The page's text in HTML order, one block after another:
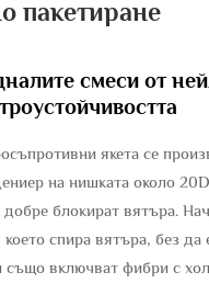
пакетиране
смеси от
якета се
на нишката около
добре блокират вятъра.
което спира вятъра, без
също включват фибри с